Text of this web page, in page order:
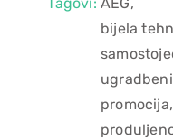
bijela
promocija,